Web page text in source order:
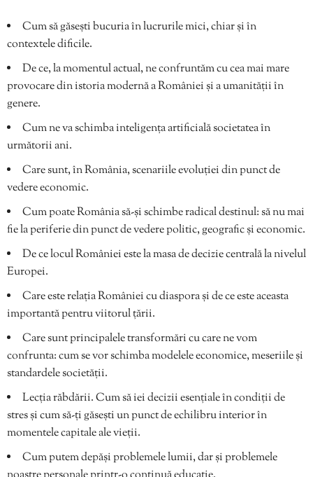
Cum să găsești bucuria în lucrurile mici, chiar și în
contextele dificile.
De ce, la momentul actual, ne confruntăm cu cea mai mare
provocare din istoria modernă a României și a umanității în
genere.
Cum ne va schimba inteligența artificială societatea în
următorii ani.
Care sunt, în România, scenariile evoluției din punct de
vedere economic.
Cum poate România să-și schimbe radical destinul: să nu mai
fie la periferie din punct de vedere politic, geografic și economic.
De ce locul României este la masa de decizie centrală la nivelul
Europei.
Care este relația României cu diaspora și de ce este aceasta
importantă pentru viitorul țării.
Care sunt principalele transformări cu care ne vom
confrunta: cum se vor schimba modelele economice, meseriile și
standardele societății.
Lecția răbdării. Cum să iei decizii esențiale în condiții de
stres și cum să-ți găsești un punct de echilibru interior în
momentele capitale ale vieții.
Cum putem depăși problemele lumii, dar și problemele